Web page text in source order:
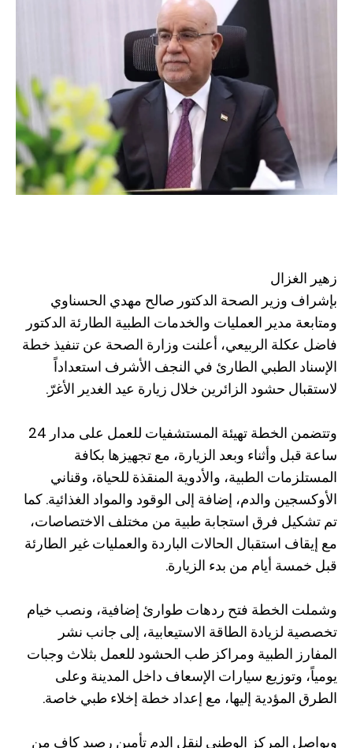
زهير الغزال
بإشراف وزير الصحة الدكتور صالح مهدي الحسناوي
ومتابعة مدير العمليات والخدمات الطبية الطارئة الدكتور
فاضل عكلة الربيعي، أعلنت وزارة الصحة عن تنفيذ خطة
الإسناد الطبي الطارئ في النجف الأشرف استعداداً
لاستقبال حشود الزائرين خلال زيارة عيد الغدير الأغرّ.
وتتضمن الخطة تهيئة المستشفيات للعمل على مدار 24
ساعة قبل وأثناء وبعد الزيارة، مع تجهيزها بكافة
المستلزمات الطبية، والأدوية المنقذة للحياة، وقناني
الأوكسجين والدم، إضافة إلى الوقود والمواد الغذائية. كما
تم تشكيل فرق استجابة طبية من مختلف الاختصاصات،
مع إيقاف استقبال الحالات الباردة والعمليات غير الطارئة
قبل خمسة أيام من بدء الزيارة.
وشملت الخطة فتح ردهات طوارئ إضافية، ونصب خيام
تخصصية لزيادة الطاقة الاستيعابية، إلى جانب نشر
المفارز الطبية ومراكز طب الحشود للعمل بثلاث وجبات
يومياً، وتوزيع سيارات الإسعاف داخل المدينة وعلى
الطرق المؤدية إليها، مع إعداد خطة إخلاء طبي خاصة.
ويواصل المركز الوطني لنقل الدم تأمين رصيد كافٍ من